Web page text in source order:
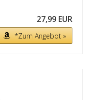
27,99 EUR
*Zum Angebot »